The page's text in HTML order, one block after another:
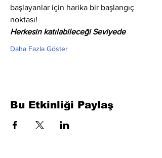
başlayanlar için harika bir başlangıç
noktası!
Herkesin katılabileceği Seviyede
Daha Fazla Göster
Bu Etkinliği Paylaş